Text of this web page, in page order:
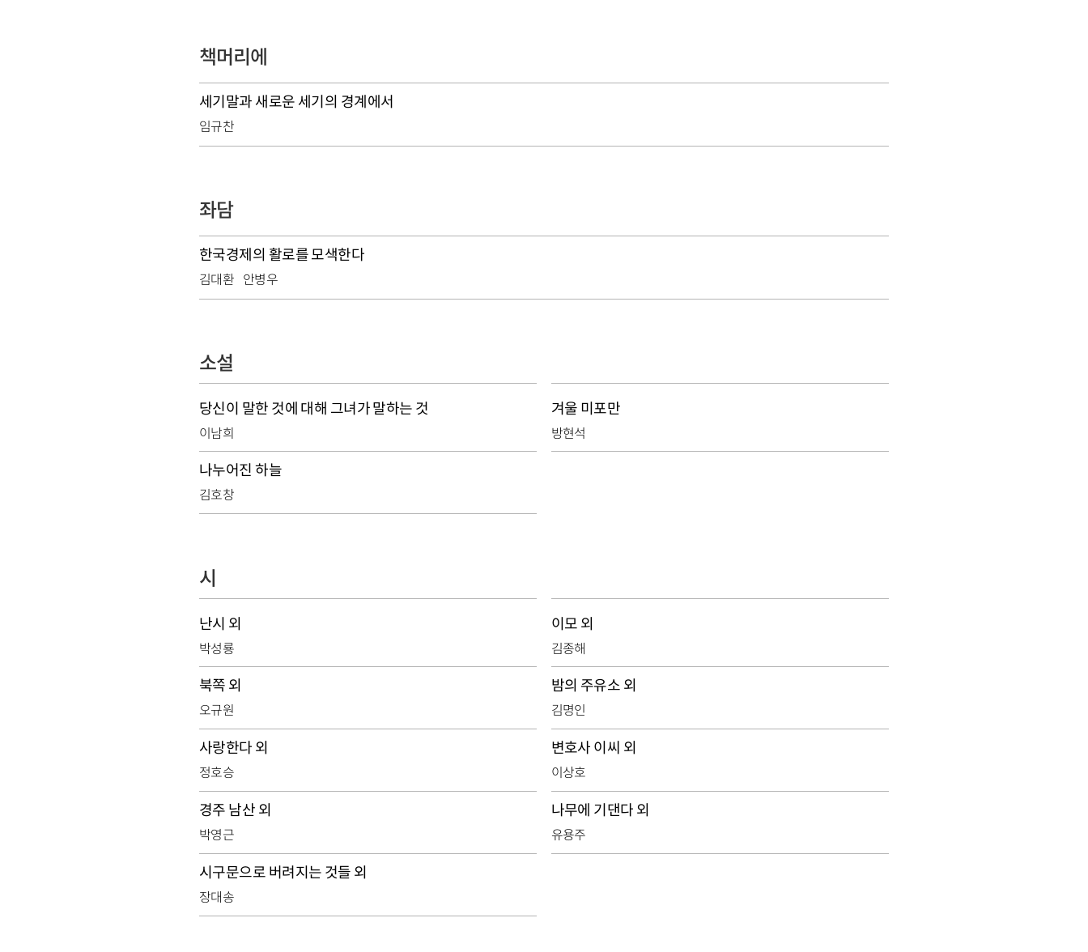
책머리에
세기말과 새로운 세기의 경계에서
임규찬
좌담
한국경제의 활로를 모색한다
김대환 안병우
소설
당신이 말한 것에 대해 그녀가 말하는 것
이남희
겨울 미포만
방현석
나누어진 하늘
김호창
시
난시 외
박성룡
이모 외
김종해
북쪽 외
오규원
밤의 주유소 외
김명인
사랑한다 외
정호승
변호사 이씨 외
이상호
경주 남산 외
박영근
나무에 기댄다 외
유용주
시구문으로 버려지는 것들 외
장대송